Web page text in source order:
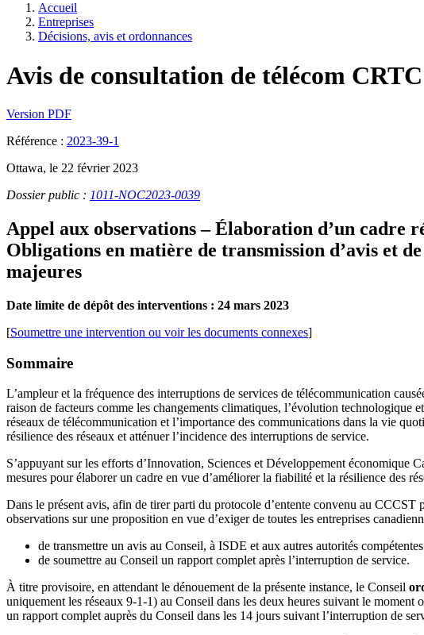
Accueil
Entreprises
Décisions, avis et ordonnances
Avis de consultation de télécom
Version PDF
Référence : 2023-39-1
Ottawa, le 22 février 2023
Dossier public : 1011-NOC2023-0039
Appel aux observations – Élaboration d’un cadre
Obligations en matière de transmission d’avis et
majeures
Date limite de dépôt des interventions : 24 mars 2023
[Soumettre une intervention ou voir les documents connexes]
Sommaire
L’ampleur et la fréquence des interruptions de services de télécommunication
raison de facteurs comme les changements climatiques, l’évolution technologique
réseaux de télécommunication et l’importance des communications dans la vie
résilience des réseaux et atténuer l’incidence des interruptions de service.
S’appuyant sur les efforts d’Innovation, Sciences et Développement
mesures pour élaborer un cadre en vue d’améliorer la fiabilité et la résilience des
Dans le présent avis, afin de tirer parti du protocole d’entente convenu au
observations sur une proposition en vue d’exiger de toutes les entreprises
de transmettre un avis au Conseil, à ISDE et aux autres autorités
de soumettre au Conseil un rapport complet après l’interruption de service.
À titre provisoire, en attendant le dénouement de la présente instance, le Conseil
uniquement les réseaux 9-1-1) au Conseil dans les deux heures suivant le
un rapport complet auprès du Conseil dans les 14 jours suivant l’interruption de